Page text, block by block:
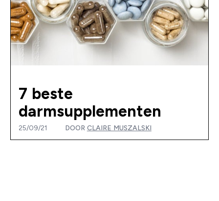
7 beste
darmsupplementen
25/09/21 DOOR CLAIRE MUSZALSKI